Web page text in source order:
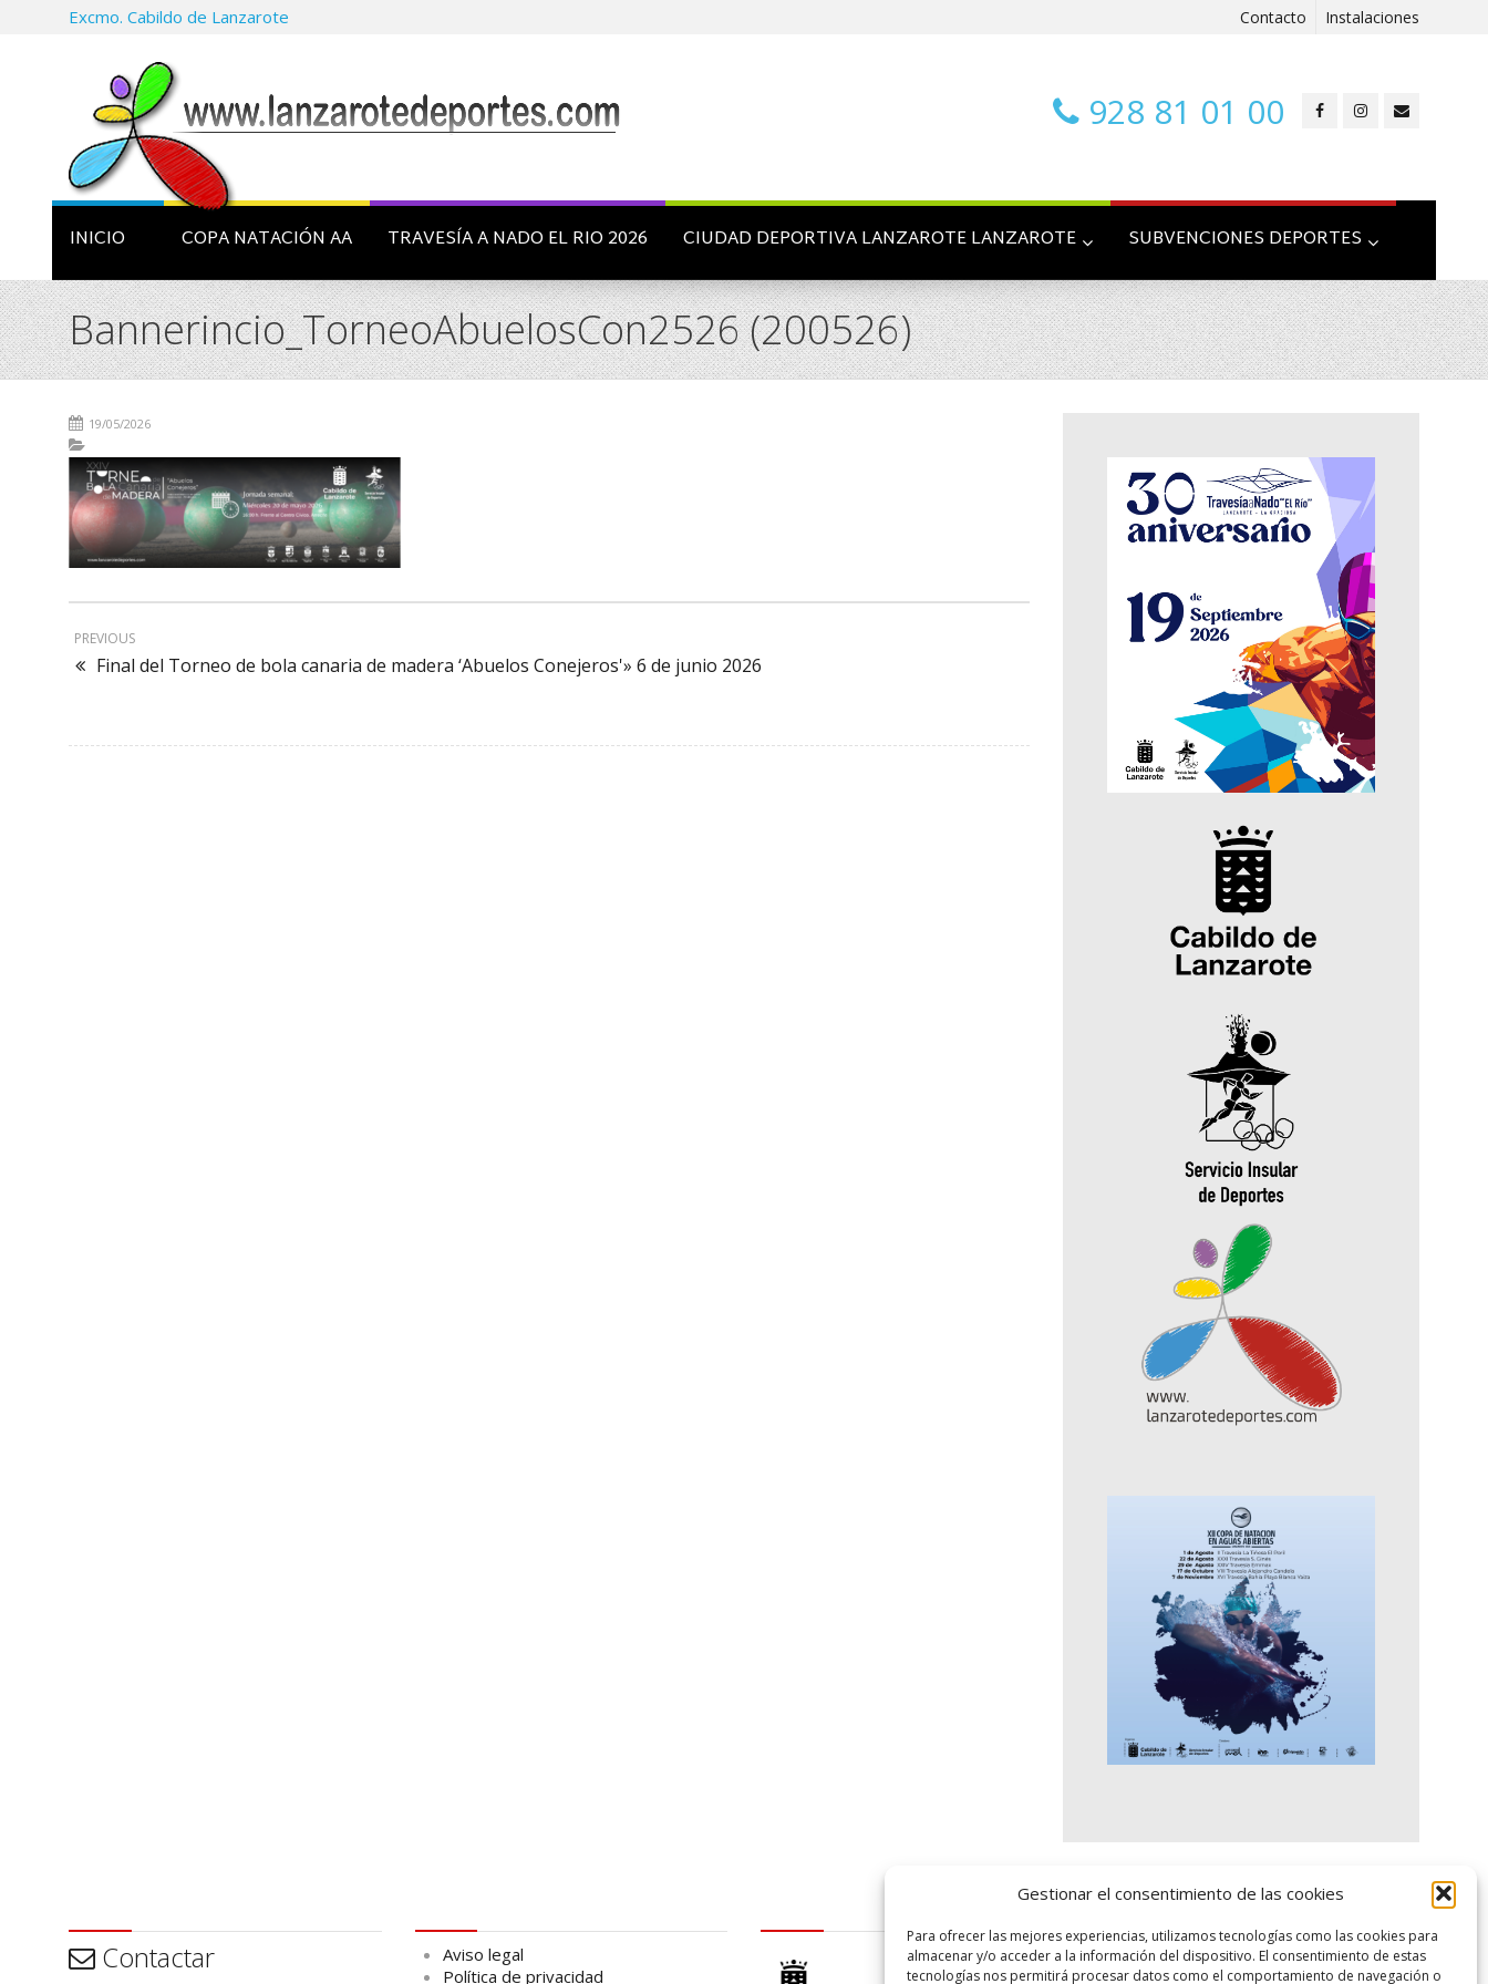
Gestionar el consentimiento de las cookies
Para ofrecer las mejores experiencias, utilizamos tecnologías como las cookies para
almacenar y/o acceder a la información del dispositivo. El consentimiento de estas
tecnologías nos permitirá procesar datos como el comportamiento de navegación o
Excmo. Cabildo de Lanzarote Contacto Instalaciones
928 81 01 00
INICIO COPA NATACIÓN AA TRAVESÍA A NADO EL RIO 2026 CIUDAD DEPORTIVA LANZAROTE LANZAROTE SUBVENCIONES DEPORTES
Bannerincio_TorneoAbuelosCon2526 (200526)
19/05/2026
PREVIOUS
Final del Torneo de bola canaria de madera ‘Abuelos Conejeros'» 6 de junio 2026
Contactar
Aviso legal
Política de privacidad
logo SID